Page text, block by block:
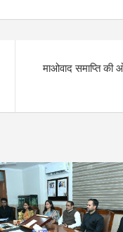
माओवाद समाप्ति की